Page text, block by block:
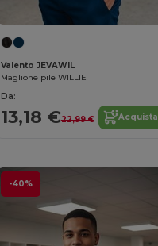
Valento JEVAWIL
Maglione pile WILLIE
Da:
13,18 €22,99 € Acquista
-40%